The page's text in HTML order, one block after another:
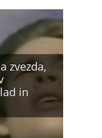
zvezda,
in